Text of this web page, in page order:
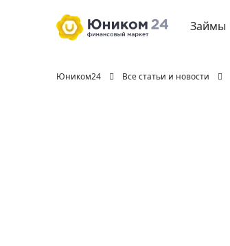
Займы
Юником24 Все статьи и новости